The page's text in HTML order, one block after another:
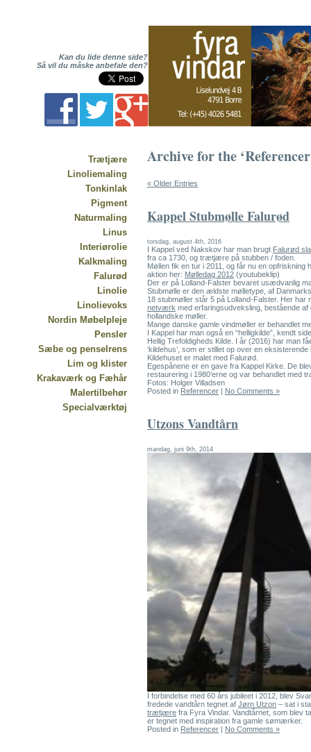
Kan du lide denne side?
Så vil du måske anbefale den?
Trætjære
Linoliemaling
Tonkinlak
Pigment
Naturmaling
Linus
Interiørolie
Kalkmaling
Falurød
Linolie
Linolievoks
Nordin Møbelpleje
Pensler
Sæbe og penselrens
Lim og klister
Krakaværk og Fæhår
Malertilbehør
Specialværktøj
Archive for the
« Older Entries
Kappel Stubmølle Falurød
torsdag, august 4th, 2016
I Kappel ved Nakskov har man brugt Falurød
fra ca 1730, og trætjære på stubben / foden.
Møllen fik en tur i 2011, og får nu en opfriskning
aktion her: Mølledag 2012 (youtubeklip)
Der er på Lolland-Falster bevaret usædvanlig
Stubmølle er den ældste mølletype, af
18 stubmøller står 5 på Lolland-Falster. Her har
netværk med erfaringsudveksling, bestående af
hollandske møller.
Mange danske gamle vindmøller er behandlet
I Kappel har man også en “helligkilde”, kendt
Hellig Trefoldigheds Kilde. I år (2016) har man
‘kildehus’, som er stillet op over en
Kildehuset er malet med Falurød.
Egespånene er en gave fra Kappel Kirke. De
restaurering i 1980’erne og var behandlet med
Fotos: Holger Villadsen
Posted in Referencer | No Comments »
Utzons Vandtårn
mandag, juni 9th, 2014
I forbindelse med 60 års jubileet i 2012, blev
fredede vandtårn tegnet af Jørn Utzon – sat i
trætjære fra Fyra Vindar. Vandtårnet, som blev
er tegnet med inspiration fra gamle sømærker.
Posted in Referencer | No Comments »